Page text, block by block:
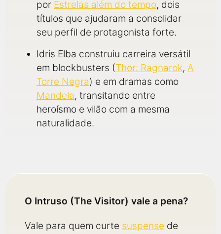
por Estrelas além do tempo, dois
títulos que ajudaram a consolidar
seu perfil de protagonista forte.
Idris Elba construiu carreira versátil
em blockbusters (Thor: Ragnarok, A
Torre Negra) e em dramas como
Mandela, transitando entre
heroísmo e vilão com a mesma
naturalidade.
O Intruso (The Visitor) vale a pena?
Vale para quem curte suspense de